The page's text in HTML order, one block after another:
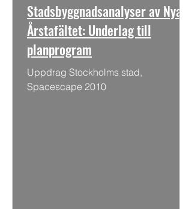
Stadsbyggnadsanalyser av Nya
Årstafältet: Underlag till
planprogram
Uppdrag Stockholms stad,
Spacescape 2010